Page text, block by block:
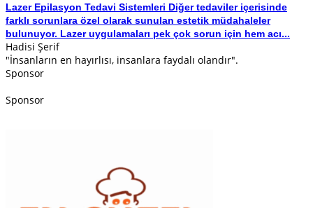
Lazer Epilasyon Tedavi Sistemleri Diğer tedaviler içerisinde
farklı sorunlara özel olarak sunulan estetik müdahaleler
bulunuyor. Lazer uygulamaları pek çok sorun için hem acı...
Hadisi Şerif
"İnsanların en hayırlısı, insanlara faydalı olandır".
Sponsor
Sponsor